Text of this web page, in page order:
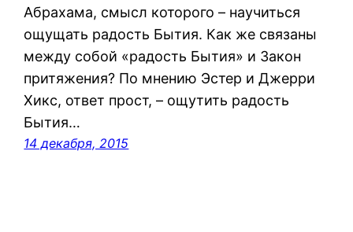
Абрахама, смысл которого – научиться
ощущать радость Бытия. Как же связаны
между собой «радость Бытия» и Закон
притяжения? По мнению Эстер и Джерри
Хикс, ответ прост, – ощутить радость
Бытия…
14 декабря, 2015